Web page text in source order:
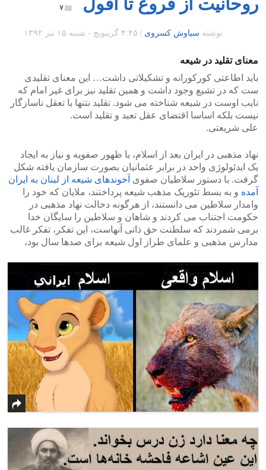
۷
نوشته سیاوش کسروی ۴:۴۵ گرينويچ - شنبه ۱۵ تیر ۱۳۹۲
معنای تقلید در شیعه
باید اطاعتی کورکورانه و تشکیلاتی داشت… این معنای تقلیدی
ست که در تشیع وجود داشت و همین تقلید نیز برای غیر امام که
نایب اوست در شیعه شناخته می شود. تقلید نتنها با تعقل ناسازگار
نیست بلکه اساسا اقتضای عقل تعبد و تقلید است.
علی شریعتی.
نهاد مذهبی در ایران بعد از اسلام، با ظهور صفویه و نیاز به ایجاد
یک ایدئولوژی واحد در برابر عثمانیان بصورت سازمان یافته شکل
گرفت. با دستور سلاطیان صفوی آخوندهای شیعه از لبنان به ایران
آمده و به بسط تئوریک مذهب شیعه پرداختند، ملایان که خود را
وامدار سلاطین می دانستند، از هرگونه دخالت نهاد مذهبی در
حکومت اجتناب می کردند و شاهان و سلاطین را سایگان خدا
برمی شمردند که سلطنت حق ذاتی آنهاست، این تفکر، تفکر غالب
مدارس مذهبی و علمای طراز اول شیعه برای صدها سال بود،